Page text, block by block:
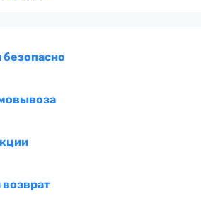
возврат